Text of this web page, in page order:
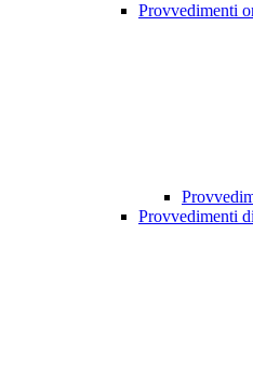
Provvedimenti
Provvedimenti